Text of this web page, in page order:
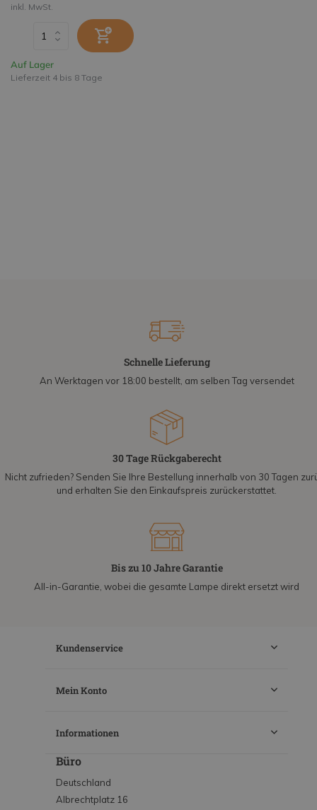
inkl. MwSt.
Auf Lager
Lieferzeit 4 bis 8 Tage
Schnelle Lieferung
An Werktagen vor 18:00 bestellt, am selben Tag versendet
30 Tage Rückgaberecht
Nicht zufrieden? Senden Sie Ihre Bestellung innerhalb von 30 Tagen
und erhalten Sie den Einkaufspreis zurückerstattet.
Bis zu 10 Jahre Garantie
All-in-Garantie, wobei die gesamte Lampe direkt ersetzt wird
Kundenservice
Mein Konto
Informationen
Büro
Deutschland
Albrechtplatz 16